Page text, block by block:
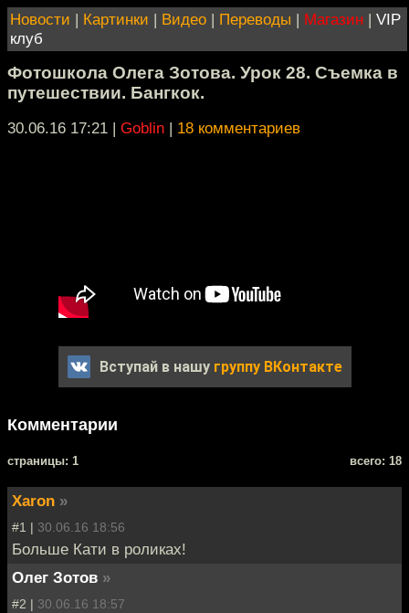
Новости | Картинки | Видео | Переводы | Магазин | VIP
клуб
Фотошкола Олега Зотова. Урок 28. Съемка в
путешествии. Бангкок.
30.06.16 17:21 | Goblin | 18 комментариев
Вступай в нашу группу ВКонтакте
Комментарии
cтраницы: 1 всего: 18
Xaron »
#1 | 30.06.16 18:56
Больше Кати в роликах!
Олег Зотов »
#2 | 30.06.16 18:57